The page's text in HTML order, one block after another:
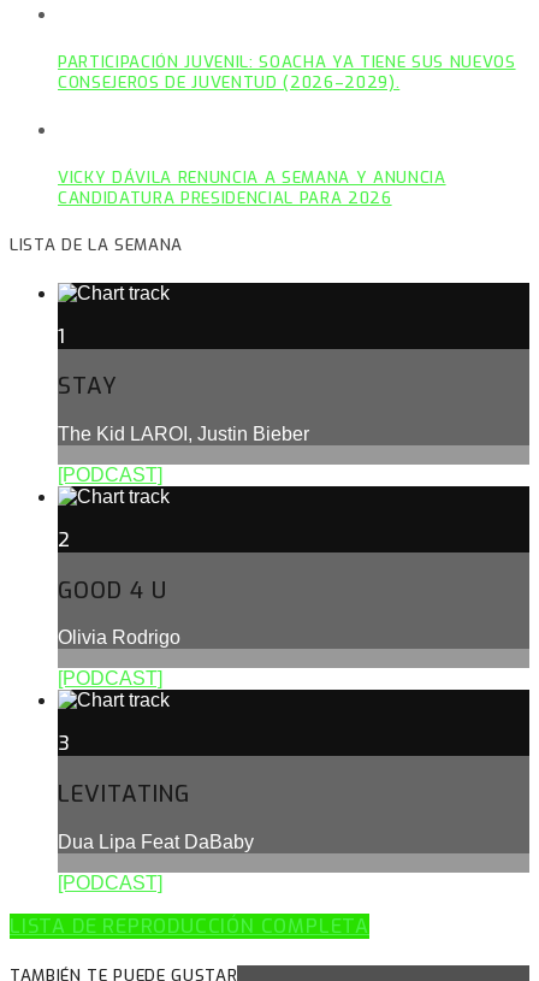
PARTICIPACIÓN JUVENIL: SOACHA YA TIENE SUS NUEVOS
CONSEJEROS DE JUVENTUD (2026–2029).
VICKY DÁVILA RENUNCIA A SEMANA Y ANUNCIA
CANDIDATURA PRESIDENCIAL PARA 2026
LISTA DE LA SEMANA
1
STAY
The Kid LAROI, Justin Bieber
[PODCAST]
2
GOOD 4 U
Olivia Rodrigo
[PODCAST]
3
LEVITATING
Dua Lipa Feat DaBaby
[PODCAST]
LISTA DE REPRODUCCIÓN COMPLETA
TAMBIÉN TE PUEDE GUSTAR